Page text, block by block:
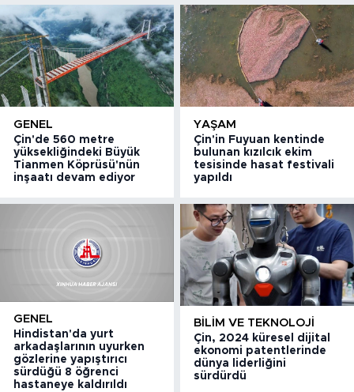
GENEL
Çin'de 560 metre
yüksekliğindeki Büyük
Tianmen Köprüsü'nün
inşaatı devam ediyor
YAŞAM
Çin'in Fuyuan kentinde
bulunan kızılcık ekim
tesisinde hasat festivali
yapıldı
GENEL
Hindistan'da yurt
arkadaşlarının uyurken
gözlerine yapıştırıcı
sürdüğü 8 öğrenci
hastaneye kaldırıldı
BILIM VE TEKNOLOJI
Çin, 2024 küresel dijital
ekonomi patentlerinde
dünya liderliğini
sürdürdü